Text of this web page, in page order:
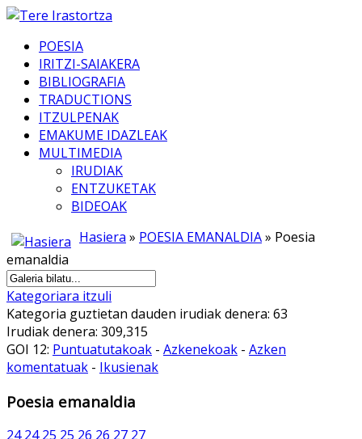
POESIA
IRITZI-SAIAKERA
BIBLIOGRAFIA
TRADUCTIONS
ITZULPENAK
EMAKUME IDAZLEAK
MULTIMEDIA
IRUDIAK
ENTZUKETAK
BIDEOAK
Hasiera » POESIA EMANALDIA» Poesia
emanaldia
Kategoriara itzuli
Kategoria guztietan dauden irudiak denera: 63
Irudiak denera: 309,315
GOI 12: Puntuatutakoak - Azkenekoak - Azken
komentatuak - Ikusienak
Poesia emanaldia
24 24 25 25 26 26 27 27